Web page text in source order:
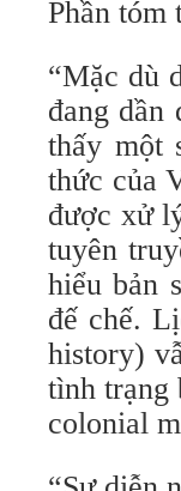
Phần
“Mặc dù
đang dần
thấy một
thức của
được xử
tuyên
hiểu bản
đế chế.
history)
tình trạng
colonial